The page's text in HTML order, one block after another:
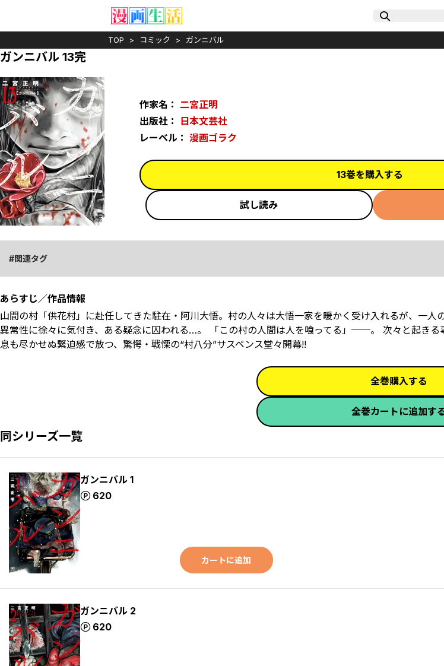
TOP コミック ガンニバル
ガンニバル 13完
作家名： 二宮正明
出版社：
日本文芸社
レーベル： 漫画ゴラク
13巻を購入する
試し読み
関連タグ
あらすじ／作品情報
山間の村「供花村」に赴任してきた駐在・阿川大悟。村の人々は大悟一家を暖かく受け入れるが、一人
異常性に徐々に気付き、ある疑念に囚われる…。 「この村の人間は人を喰ってる」──。 次々と起きる
息も尽かせぬ緊迫感で放つ、驚愕・戦慄の“村八分”サスペンス堂々開幕!!
全巻購入する
全巻カートに追加す
同シリーズ一覧
ガンニバル 1
620
ポイント
カートに追加
ガンニバル 2
620
ポイント